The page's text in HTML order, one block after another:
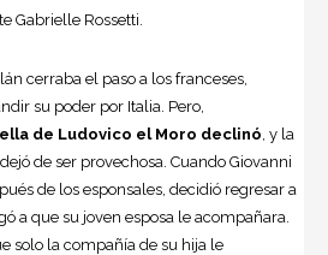
Gabrielle Rossetti.
cerraba el paso a los franceses,
su poder por Italia. Pero,
de Ludovico el Moro declinó , y la
de ser provechosa. Cuando Giovanni
de los esponsales, decidió regresar a
a que su joven esposa le acompañara.
solo la compañía de su hija le